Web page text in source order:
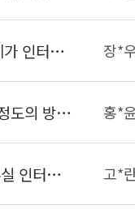
안녕하세요? 저희 기업체가 인터넷을 LG유플러스를 이용하고있는데 전체 랜선이 너무 많고 어떤선이 메인선인지 구분이 안갑니다. 깔끔하게 랜선을 정리했으면하여 문의드립니다. 장*
안녕하세요 45제곱미터정도의 방에 랜선정리를 하려고합니다. 현재 랜선은 서버실에서 천ㅌ장을 통해 들어와 있는 상태이며 정리해야할 랜선은 15개정도입니다. 선 길이조정 및 몰딩까지 비용이 대략 얼마정도 되는지 궁금합니다. 홍*
청주 서원구 분평동 사무실 인터넷키폰이 불편해서 일반키폰으로 바꿀려고하는데 비용이 얼마나 들까요?? 9대설치예정 고*